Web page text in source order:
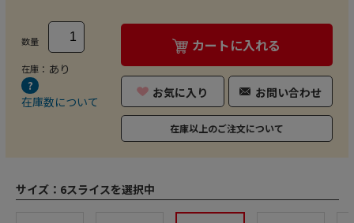
数量
在庫： あり
在庫数について
カートに入れる
お気に入り お問い合わせ
在庫以上のご注文について
サイズ： 6スライスを選択中